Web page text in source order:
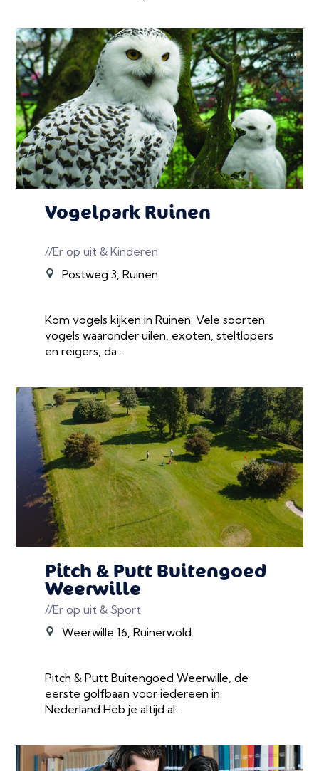
Vogelpark Ruinen
//Er op uit & Kinderen
Postweg 3, Ruinen
Kom vogels kijken in Ruinen. Vele soorten
vogels waaronder uilen, exoten, steltlopers
en reigers, da...
Pitch & Putt Buitengoed
Weerwille
//Er op uit & Sport
Weerwille 16, Ruinerwold
Pitch & Putt Buitengoed Weerwille, de
eerste golfbaan voor iedereen in
Nederland Heb je altijd al...